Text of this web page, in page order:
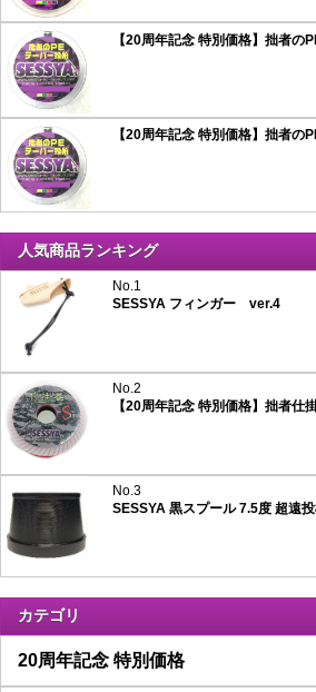
人気商品ランキング
No.1
SESSYA フィンガー ver.4
No.2
No.3
カテゴリ
20周年記念 特別価格